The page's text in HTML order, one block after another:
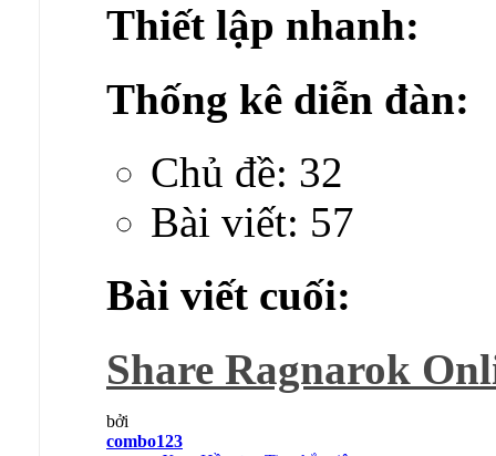
Thiết lập nhanh:
Thống kê diễn đàn:
Chủ đề: 32
Bài viết: 57
Bài viết cuối:
Share Ragnarok
bởi
combo123